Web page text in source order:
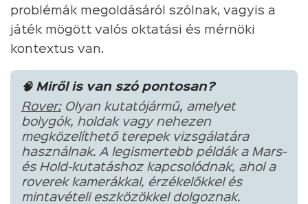
problémák megoldásáról szólnak, vagyis a
játék mögött valós oktatási és mérnöki
kontextus van.
🧠 Miről is van szó pontosan?
Rover:Olyan kutatójármű, amelyet
bolygók, holdak vagy nehezen
megközelíthető terepek vizsgálatára
használnak. A legismertebb példák a Mars-
és Hold-kutatáshoz kapcsolódnak, ahol a
roverek kamerákkal, érzékelőkkel és
mintavételi eszközökkel dolgoznak.